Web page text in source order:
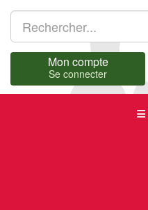
Mon compte
Se connecter